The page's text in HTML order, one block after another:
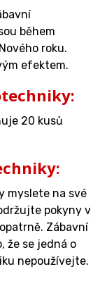
během
roku.
efektem.
20 kusů
myslete na své
pokyny v
Zábavní
že se jedná o
nepoužívejte.